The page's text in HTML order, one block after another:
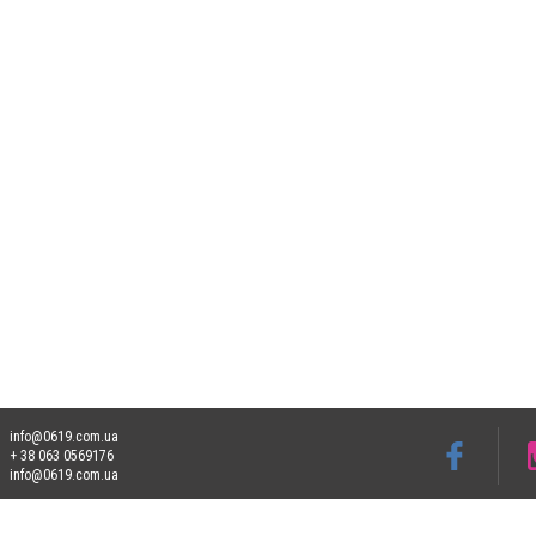
info@0619.com.ua
+ 38 063 0569176
info@0619.com.ua